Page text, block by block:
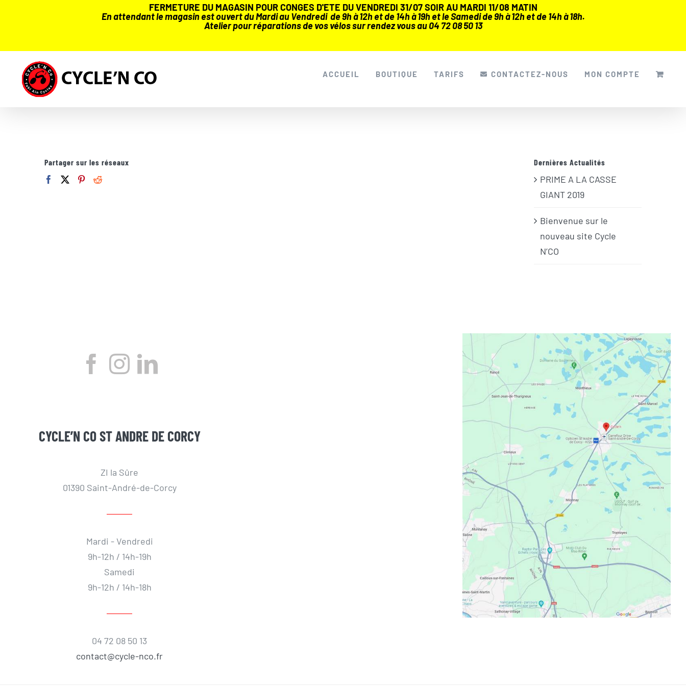
FERMETURE DU MAGASIN POUR CONGES D'ETE DU VENDREDI 31/07 SOIR AU MARDI 11/08 MATIN
En attendant le magasin est ouvert du Mardi au Vendredi de 9h à 12h et de 14h à 19h et le Samedi de 9h à 12h et de 14h à 18h.
Atelier pour réparations de vos vélos sur rendez vous au 04 72 08 50 13
contenu
ACCUEIL BOUTIQUE TARIFS CONTACTEZ-NOUS MON COMPTE
Partager sur les réseaux Dernières Actualités
PRIME A LA CASSE
GIANT 2019
Bienvenue sur le
nouveau site Cycle
N’CO
CYCLE’N CO ST ANDRE DE CORCY
ZI la Sûre
01390 Saint-André-de-Corcy
Mardi - Vendredi
9h-12h / 14h-19h
Samedi
9h-12h / 14h-18h
04 72 08 50 13
contact@cycle-nco.fr